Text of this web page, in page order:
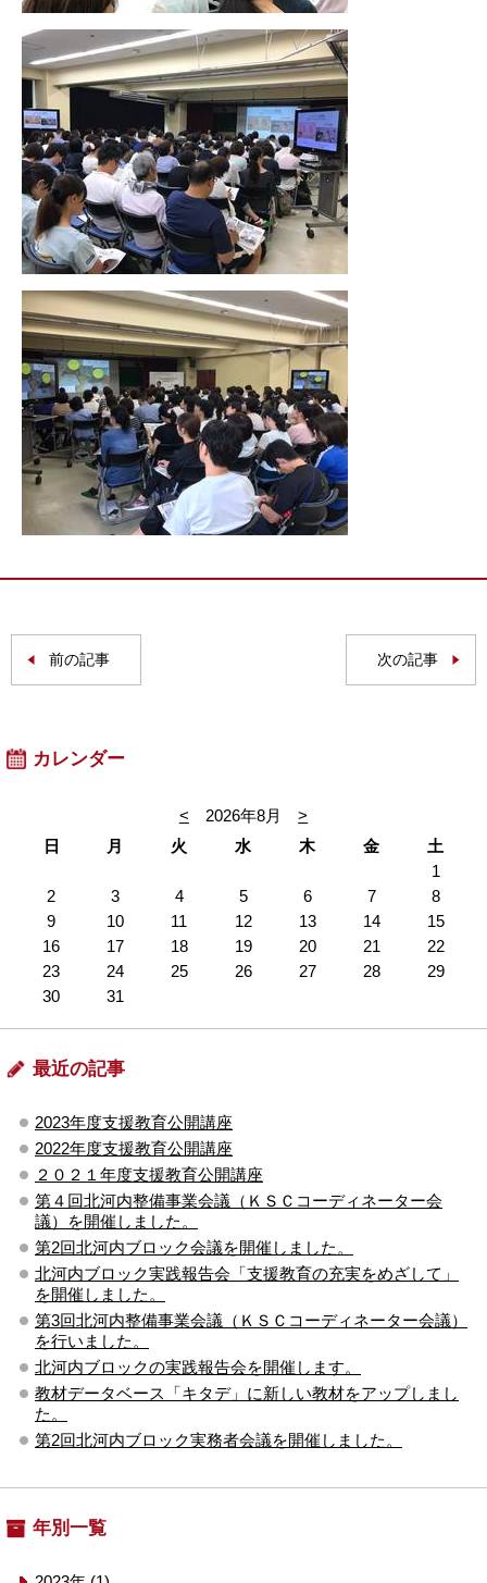
前の記事 次の記事
カレンダー
< 2026年8月
>
日
月 火 水 木 金
土
1
2
3 4 5 6 7
8
9
10 11 12 13 14
15
16
17 18 19 20 21
22
23
24 25 26 27 28
29
30
31
最近の記事
2023年度支援教育公開講座
2022年度支援教育公開講座
２０２１年度支援教育公開講座
第４回北河内整備事業会議（ＫＳＣコーディネーター会
議）を開催しました。
第2回北河内ブロック会議を開催しました。
北河内ブロック実践報告会「支援教育の充実をめざして」
を開催しました。
第3回北河内整備事業会議（ＫＳＣコーディネーター会議）
を行いました。
北河内ブロックの実践報告会を開催します。
教材データベース「キタデ」に新しい教材をアップしまし
た。
第2回北河内ブロック実務者会議を開催しました。
年別一覧